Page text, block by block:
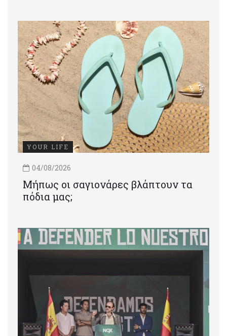
YOUR LIFE
04/08/2026
Μήπως οι σαγιονάρες βλάπτουν τα
πόδια μας;